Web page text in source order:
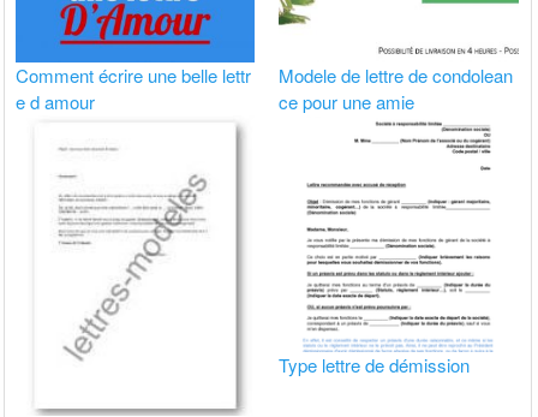
Comment écrire une belle lettr
e d amour
Modele de lettre de condolean
ce pour une amie
Type lettre de démission